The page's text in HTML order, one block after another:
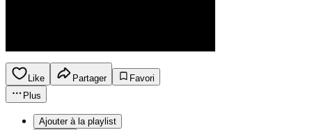
Like Partager
Favori
Plus
Ajouter à la playlist